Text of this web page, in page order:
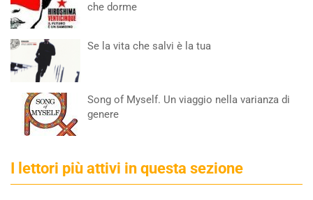
che dorme
Se la vita che salvi è la tua
Song of Myself. Un viaggio nella varianza di
genere
I lettori più attivi in questa sezione